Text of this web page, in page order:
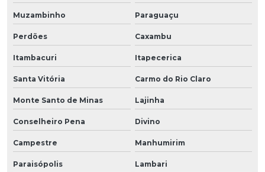
Muzambinho Paraguaçu
Perdões Caxambu
Itambacuri Itapecerica
Santa Vitória Carmo do Rio Claro
Monte Santo de Minas Lajinha
Conselheiro Pena Divino
Campestre Manhumirim
Paraisópolis Lambari